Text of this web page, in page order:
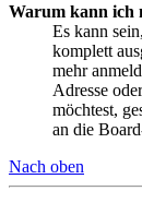
Warum kann ich
Es kann
komplett
mehr
Adresse
möchtest,
an die
Nach oben